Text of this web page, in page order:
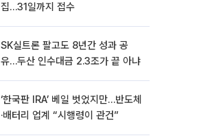
집…31일까지 접수
SK실트론 팔고도 8년간 성과 공
유…두산 인수대금 2.3조가 끝 아냐
‘한국판 IRA’ 베일 벗었지만…반도체
·배터리 업계 “시행령이 관건”